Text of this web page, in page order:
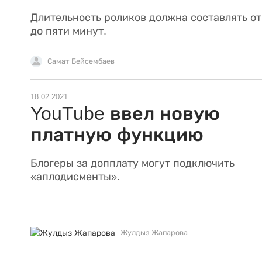
Длительность роликов должна составлять
до пяти минут.
Самат Бейсембаев
18.02.2021
YouTube ввел новую
платную функцию
Блогеры за допплату могут подключить
«аплодисменты».
Жулдыз Жапарова